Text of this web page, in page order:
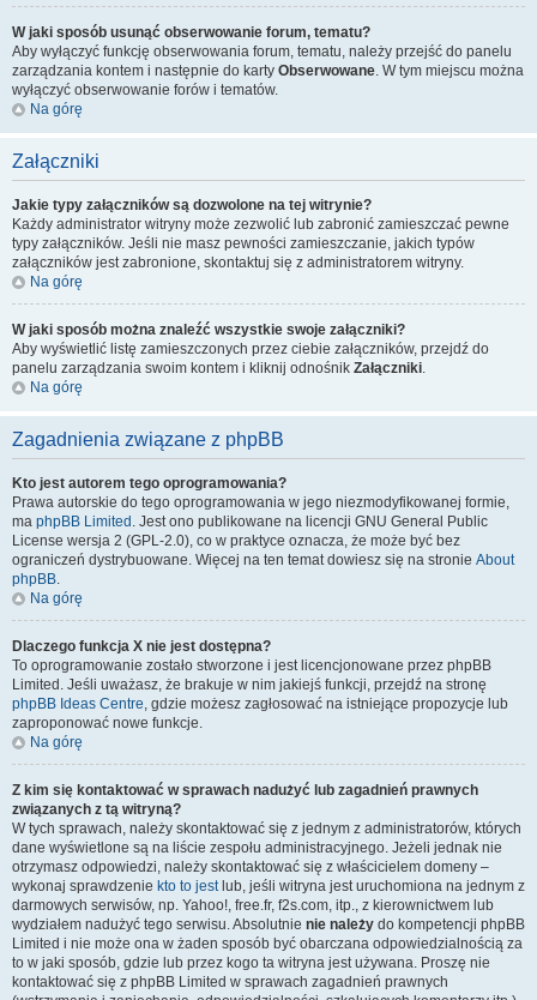
W jaki sposób usunąć obserwowanie forum, tematu?
Aby wyłączyć funkcję obserwowania forum, tematu, należy przejść do panelu
zarządzania kontem i następnie do karty Obserwowane. W tym miejscu można
wyłączyć obserwowanie forów i tematów.
Na górę
Załączniki
Jakie typy załączników są dozwolone na tej witrynie?
Każdy administrator witryny może zezwolić lub zabronić zamieszczać pewne
typy załączników. Jeśli nie masz pewności zamieszczanie, jakich typów
załączników jest zabronione, skontaktuj się z administratorem witryny.
Na górę
W jaki sposób można znaleźć wszystkie swoje załączniki?
Aby wyświetlić listę zamieszczonych przez ciebie załączników, przejdź do
panelu zarządzania swoim kontem i kliknij odnośnik Załączniki.
Na górę
Zagadnienia związane z phpBB
Kto jest autorem tego oprogramowania?
Prawa autorskie do tego oprogramowania w jego niezmodyfikowanej formie,
ma phpBB Limited . Jest ono publikowane na licencji GNU General Public
License wersja 2 (GPL-2.0), co w praktyce oznacza, że może być bez
ograniczeń dystrybuowane. Więcej na ten temat dowiesz się na stronie About
phpBB.
Na górę
Dlaczego funkcja X nie jest dostępna?
To oprogramowanie zostało stworzone i jest licencjonowane przez phpBB
Limited. Jeśli uważasz, że brakuje w nim jakiejś funkcji, przejdź na stronę
phpBB Ideas Centre, gdzie możesz zagłosować na istniejące propozycje lub
zaproponować nowe funkcje.
Na górę
Z kim się kontaktować w sprawach nadużyć lub zagadnień prawnych
związanych z tą witryną?
W tych sprawach, należy skontaktować się z jednym z administratorów, których
dane wyświetlone są na liście zespołu administracyjnego. Jeżeli jednak nie
otrzymasz odpowiedzi, należy skontaktować się z właścicielem domeny –
wykonaj sprawdzenie kto to jestlub, jeśli witryna jest uruchomiona na jednym z
darmowych serwisów, np. Yahoo!, free.fr, f2s.com, itp., z kierownictwem lub
wydziałem nadużyć tego serwisu. Absolutnie nie należy do kompetencji phpBB
Limited i nie może ona w żaden sposób być obarczana odpowiedzialnością za
to w jaki sposób, gdzie lub przez kogo ta witryna jest używana. Proszę nie
kontaktować się z phpBB Limited w sprawach zagadnień prawnych